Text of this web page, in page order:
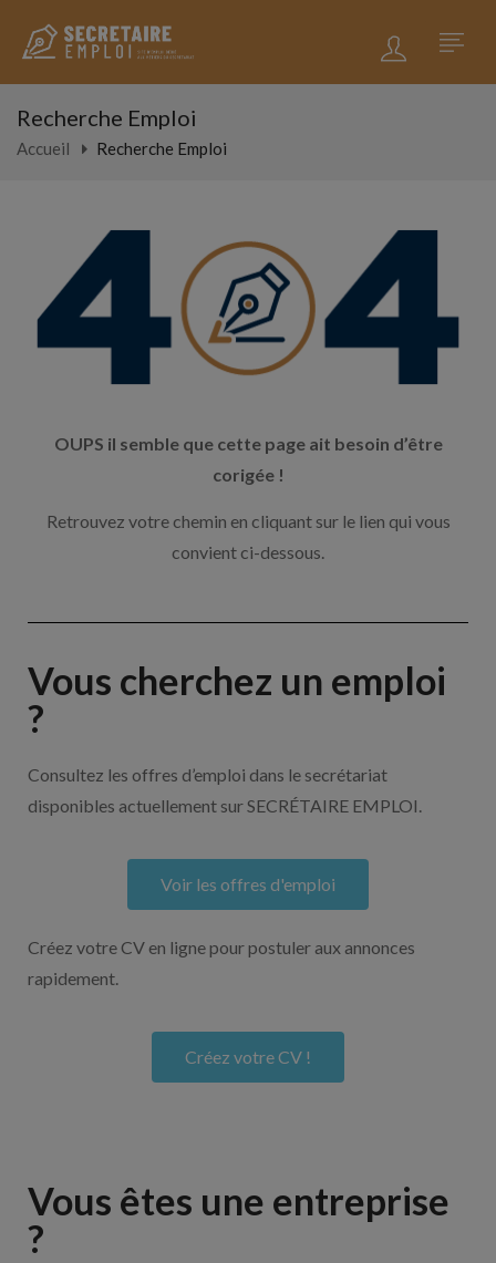
Recherche Emploi
Accueil Recherche Emploi
OUPS il semble que cette page ait besoin d’être
corigée !
Retrouvez votre chemin en cliquant sur le lien qui vous
convient ci-dessous.
Vous cherchez un emploi
?
Consultez les offres d’emploi dans le secrétariat
disponibles actuellement sur SECRÉTAIRE EMPLOI.
Voir les offres d'emploi
Créez votre CV en ligne pour postuler aux annonces
rapidement.
Créez votre CV !
Vous êtes une entreprise
?